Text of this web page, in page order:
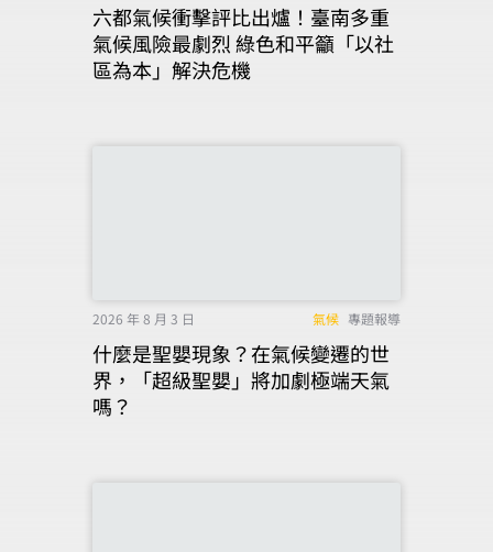
六都氣候衝擊評比出爐！臺南多重
氣候風險最劇烈 綠色和平籲「以社
區為本」解決危機
2026 年 8 月 3 日 氣候 專題報導
什麼是聖嬰現象？在氣候變遷的世
界，「超級聖嬰」將加劇極端天氣
嗎？